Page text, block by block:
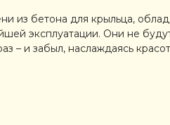
из бетона для крыльца,
эксплуатации. Они не
– и забыл, наслаждаясь